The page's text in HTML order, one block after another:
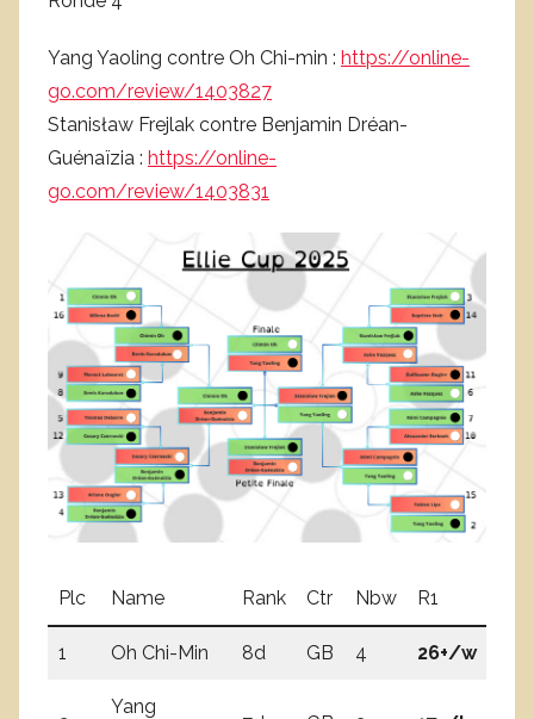
Yang Yaoling contre Oh Chi-min : https://online-
go.com/review/1403827
Stanisław Frejlak contre Benjamin Dréan-
Guénaïzia : https://online-
go.com/review/1403831
Plc Name Rank Ctr Nbw R1
1 Oh Chi-Min 8d GB 4 26+/w
Yang